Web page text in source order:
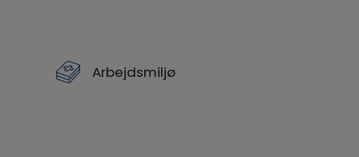
Arbejdsmiljø